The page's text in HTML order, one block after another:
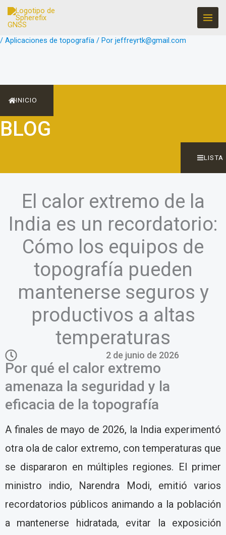
/ Aplicaciones de topografía / Por jeffreyrtk@gmail.com
INICIO
BLOG
LISTA
El calor extremo de la
India es un recordatorio:
Cómo los equipos de
topografía pueden
mantenerse seguros y
productivos a altas
temperaturas
2 de junio de 2026
Por qué el calor extremo
amenaza la seguridad y la
eficacia de la topografía
A finales de mayo de 2026, la India experimentó
otra ola de calor extremo, con temperaturas que
se dispararon en múltiples regiones. El primer
ministro indio, Narendra Modi, emitió varios
recordatorios públicos animando a la población
a mantenerse hidratada, evitar la exposición